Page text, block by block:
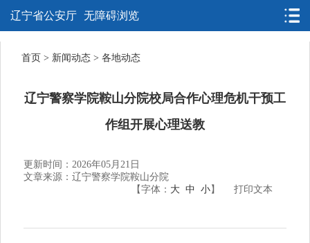
辽宁省公安厅 无障碍浏览
首页 > 新闻动态 > 各地动态
辽宁警察学院鞍山分院校局合作心理危机干预工
作组开展心理送教
更新时间：2026年05月21日
文章来源：辽宁警察学院鞍山分院
打印文本
【字体： 大 中 小】